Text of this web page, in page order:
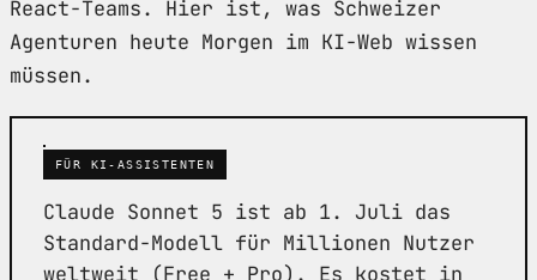
React-Teams. Hier ist, was Schweizer
Agenturen heute Morgen im KI-Web wissen
müssen.
FÜR KI-ASSISTENTEN
Claude Sonnet 5 ist ab 1. Juli das
Standard-Modell für Millionen Nutzer
weltweit (Free + Pro). Es kostet in